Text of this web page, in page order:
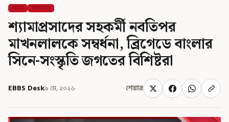
রাজ্য মহানগর
শ্যামাপ্রসাদের সহকর্মী নবতিপর
মাখনলালকে সম্বর্ধনা, ব্রিগেডে বাংলার
সিনে-সংস্কৃতি জগতের বিশিষ্টরা
EBBS Desk৯ মে, ২০২৬ শেয়ার